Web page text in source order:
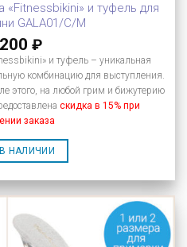
«Fitnessbikini» и туфель для
GALA01/C/M
₽
и туфель – уникальная
комбинацию для выступления.
этого, на любой грим и бижутерию
скидка в 15% при
заказа
НАЛИЧИИ